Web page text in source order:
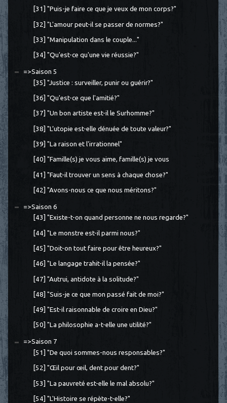
[31] "Puis-je faire ce que je veux de mon corps?"
[32] "L'amour peut-il se passer de normes?"
[33] "Manipulation dans le couple..."
[34] "Qu'est-ce qu'une vie réussie?"
=>Saison 5
[35] "Justice : surveiller, punir ou guérir?"
[36] "Qu'est-ce que l'amitié?"
[37] "Un bon artiste est-il le Surhomme?"
[38] "L’utopie est-elle dénuée de toute valeur?"
[39] "La raison et l'irrationnel"
[40] "Famille(s) je vous aime, famille(s) je vous
[41] "Faut-il trouver un sens à chaque chose?"
[42] "Avons-nous ce que nous méritons?"
=>Saison 6
[43] "Existe-t-on quand personne ne nous regarde?"
[44] "Le monstre est-il parmi nous?"
[45] "Doit-on tout faire pour être heureux?"
[46] "Le langage trahit-il la pensée?"
[47] "Autrui, antidote à la solitude?"
[48] "Suis-je ce que mon passé fait de moi?"
[49] "Est-il raisonnable de croire en Dieu?"
[50] "La philosophie a-t-elle une utilité?"
=>Saison 7
[51] "De quoi sommes-nous responsables?"
[52] "Œil pour œil, dent pour dent?"
[53] "La pauvreté est-elle le mal absolu?"
[54] "L'Histoire se répète-t-elle?"